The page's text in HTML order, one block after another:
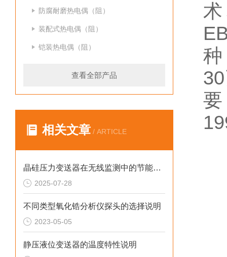
防腐耐磨热电偶（阻）
装配式热电偶（阻）
铠装热电偶（阻）
查看全部产品
相关文章 / ARTICLE
晶硅压力变送器在无线监测中的节能方案
2025-07-28
不同类型氧化锆分析仪探头的选择说明
2023-05-05
静压液位变送器的温度特性说明